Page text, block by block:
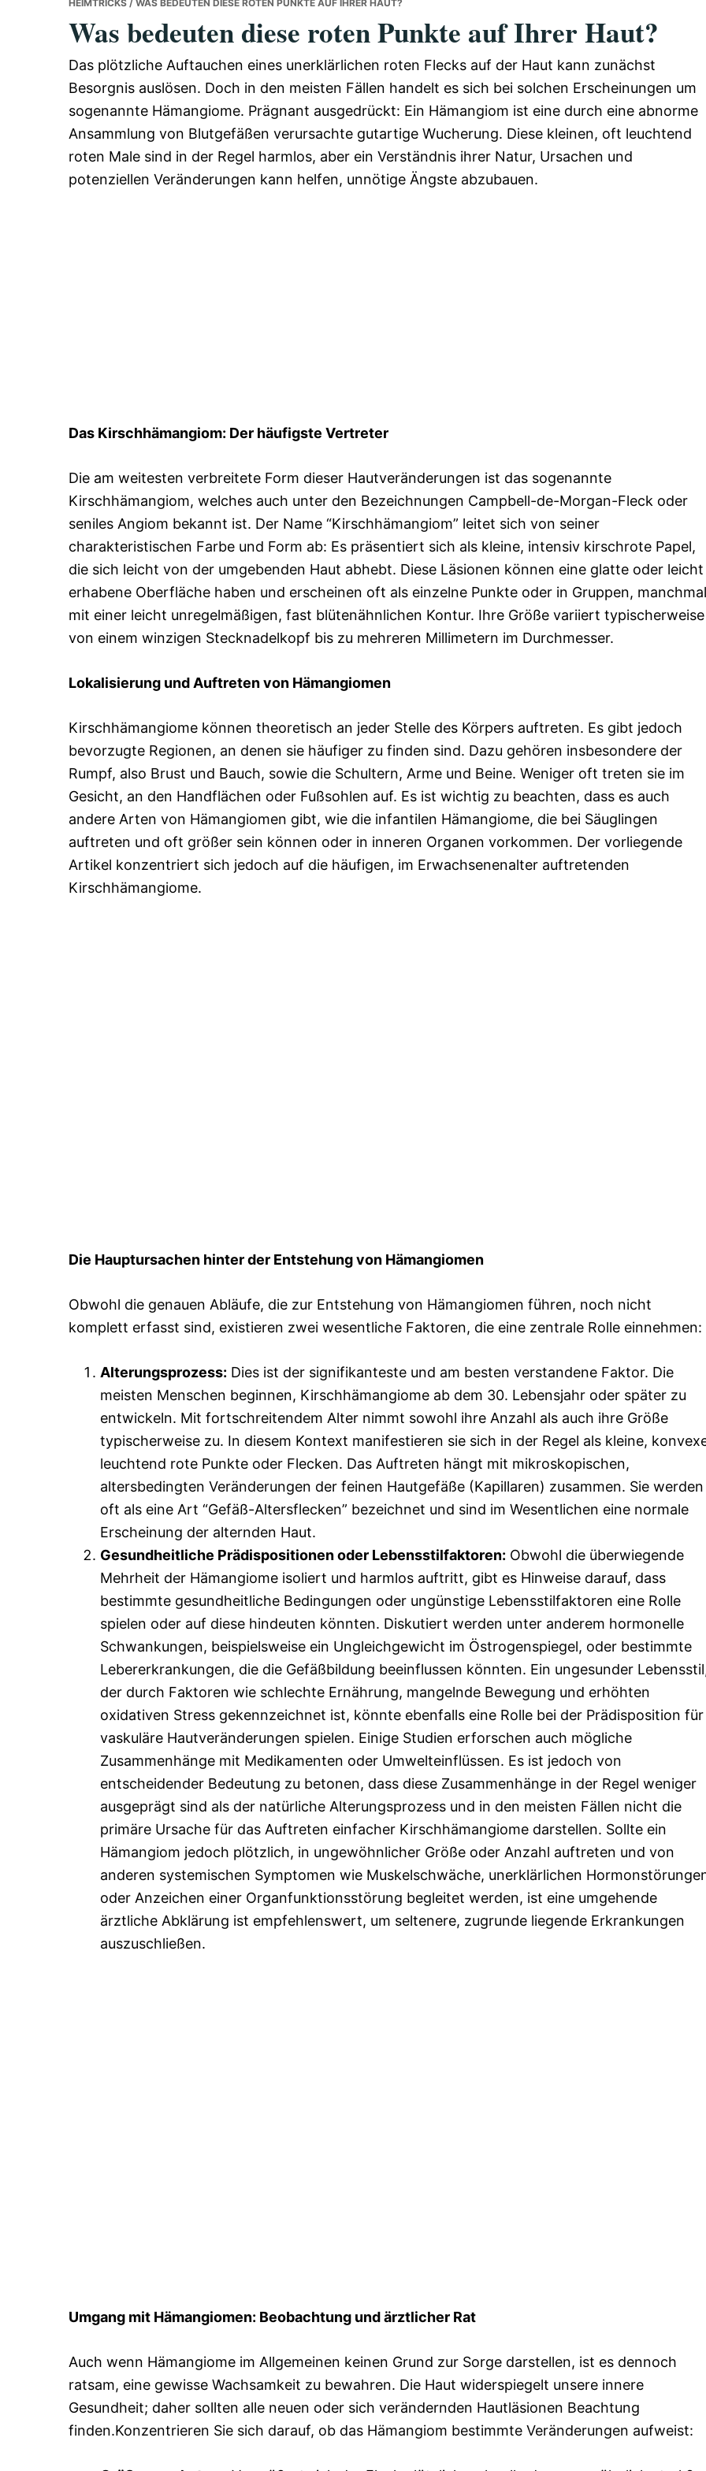
HEIMTRICKS / WAS BEDEUTEN DIESE ROTEN PUNKTE AUF IHRER HAUT?
Was bedeuten diese roten Punkte auf Ihrer Haut?
Das plötzliche Auftauchen eines unerklärlichen roten Flecks auf der Haut kann zunächst
Besorgnis auslösen. Doch in den meisten Fällen handelt es sich bei solchen Erscheinungen um
sogenannte Hämangiome. Prägnant ausgedrückt: Ein Hämangiom ist eine durch eine abnorme
Ansammlung von Blutgefäßen verursachte gutartige Wucherung. Diese kleinen, oft leuchtend
roten Male sind in der Regel harmlos, aber ein Verständnis ihrer Natur, Ursachen und
potenziellen Veränderungen kann helfen, unnötige Ängste abzubauen.
Das Kirschhämangiom: Der häufigste Vertreter
Die am weitesten verbreitete Form dieser Hautveränderungen ist das sogenannte
Kirschhämangiom, welches auch unter den Bezeichnungen Campbell-de-Morgan-Fleck oder
seniles Angiom bekannt ist. Der Name “Kirschhämangiom” leitet sich von seiner
charakteristischen Farbe und Form ab: Es präsentiert sich als kleine, intensiv kirschrote Papel,
die sich leicht von der umgebenden Haut abhebt. Diese Läsionen können eine glatte oder leicht
erhabene Oberfläche haben und erscheinen oft als einzelne Punkte oder in Gruppen, manchmal
mit einer leicht unregelmäßigen, fast blütenähnlichen Kontur. Ihre Größe variiert typischerweise
von einem winzigen Stecknadelkopf bis zu mehreren Millimetern im Durchmesser.
Lokalisierung und Auftreten von Hämangiomen
Kirschhämangiome können theoretisch an jeder Stelle des Körpers auftreten. Es gibt jedoch
bevorzugte Regionen, an denen sie häufiger zu finden sind. Dazu gehören insbesondere der
Rumpf, also Brust und Bauch, sowie die Schultern, Arme und Beine. Weniger oft treten sie im
Gesicht, an den Handflächen oder Fußsohlen auf. Es ist wichtig zu beachten, dass es auch
andere Arten von Hämangiomen gibt, wie die infantilen Hämangiome, die bei Säuglingen
auftreten und oft größer sein können oder in inneren Organen vorkommen. Der vorliegende
Artikel konzentriert sich jedoch auf die häufigen, im Erwachsenenalter auftretenden
Kirschhämangiome.
Die Hauptursachen hinter der Entstehung von Hämangiomen
Obwohl die genauen Abläufe, die zur Entstehung von Hämangiomen führen, noch nicht
komplett erfasst sind, existieren zwei wesentliche Faktoren, die eine zentrale Rolle einnehmen:
Alterungsprozess: Dies ist der signifikanteste und am besten verstandene Faktor. Die
meisten Menschen beginnen, Kirschhämangiome ab dem 30. Lebensjahr oder später zu
entwickeln. Mit fortschreitendem Alter nimmt sowohl ihre Anzahl als auch ihre Größe
typischerweise zu. In diesem Kontext manifestieren sie sich in der Regel als kleine,
leuchtend rote Punkte oder Flecken. Das Auftreten hängt mit mikroskopischen,
altersbedingten Veränderungen der feinen Hautgefäße (Kapillaren) zusammen. Sie werden
oft als eine Art “Gefäß-Altersflecken” bezeichnet und sind im Wesentlichen eine normale
Erscheinung der alternden Haut.
Gesundheitliche Prädispositionen oder Lebensstilfaktoren: Obwohl die überwiegende
Mehrheit der Hämangiome isoliert und harmlos auftritt, gibt es Hinweise darauf, dass
bestimmte gesundheitliche Bedingungen oder ungünstige Lebensstilfaktoren eine Rolle
spielen oder auf diese hindeuten könnten. Diskutiert werden unter anderem hormonelle
Schwankungen, beispielsweise ein Ungleichgewicht im Östrogenspiegel, oder bestimmte
Lebererkrankungen, die die Gefäßbildung beeinflussen könnten. Ein ungesunder
der durch Faktoren wie schlechte Ernährung, mangelnde Bewegung und erhöhten
oxidativen Stress gekennzeichnet ist, könnte ebenfalls eine Rolle bei der Prädisposition für
vaskuläre Hautveränderungen spielen. Einige Studien erforschen auch mögliche
Zusammenhänge mit Medikamenten oder Umwelteinflüssen. Es ist jedoch von
entscheidender Bedeutung zu betonen, dass diese Zusammenhänge in der Regel weniger
ausgeprägt sind als der natürliche Alterungsprozess und in den meisten Fällen nicht die
primäre Ursache für das Auftreten einfacher Kirschhämangiome darstellen. Sollte ein
Hämangiom jedoch plötzlich, in ungewöhnlicher Größe oder Anzahl auftreten und von
anderen systemischen Symptomen wie Muskelschwäche, unerklärlichen
oder Anzeichen einer Organfunktionsstörung begleitet werden, ist eine umgehende
ärztliche Abklärung ist empfehlenswert, um seltenere, zugrunde liegende Erkrankungen
auszuschließen.
Umgang mit Hämangiomen: Beobachtung und ärztlicher Rat
Auch wenn Hämangiome im Allgemeinen keinen Grund zur Sorge darstellen, ist es dennoch
ratsam, eine gewisse Wachsamkeit zu bewahren. Die Haut widerspiegelt unsere innere
Gesundheit; daher sollten alle neuen oder sich verändernden Hautläsionen Beachtung
finden.Konzentrieren Sie sich darauf, ob das Hämangiom bestimmte Veränderungen aufweist: